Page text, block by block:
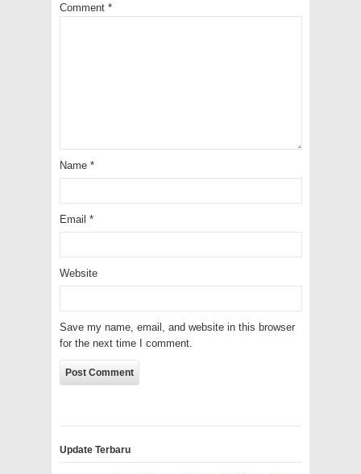
Comment *
Name *
Email *
Website
Save my name, email, and website in this browser
for the next time I comment.
Update Terbaru